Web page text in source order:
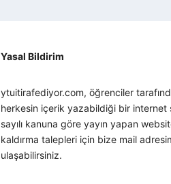
Yasal Bildirim
ytuitirafediyor.com, öğrenciler
herkesin içerik yazabildiği bir internet
sayılı kanuna göre yayın yapan
kaldırma talepleri için bize mail
ulaşabilirsiniz.